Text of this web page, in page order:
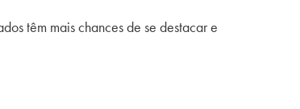
têm mais chances de se destacar e